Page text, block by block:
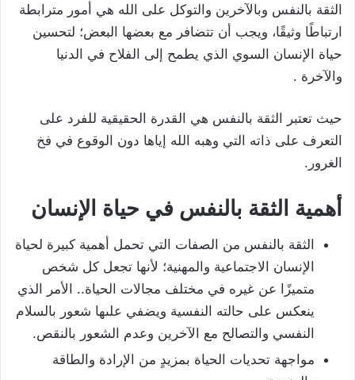
الثقة بالنفس وبالآخرين والتوكل على الله هي أمور مترابطة
ارتباطًا وثيقًا، ويجب أن تتضافر مع بعضها البعض؛ لتحسين
حياة الإنسان السوي الذي يطمح إلى الفلاح في الدنيا
والآخرة .
حيث تعتبر الثقة بالنفس هي القدرة الحقيقية للفرد على
التعرف على ذاته التي وهبه الله إياها دون الوقوع في فخ
الغرور.
أهمية الثقة بالنفس في حياة الإنسان
الثقة بالنفس من الصفات التي تحمل أهمية كبيرة لحياة
الإنسان الاجتماعية والمهنية؛ لأنها تجعل كل شخص
متميزًا عن غيره في مختلف مجالات الحياة.. الأمر الذي
ينعكس على حالته النفسية ويضفي علىها شعور بالسلام
النفسي والتصالح مع الآخرين وعدم الشعور بالنقص.
مواجهة تحديات الحياة بمزيدٍ من الإرادة والطاقة